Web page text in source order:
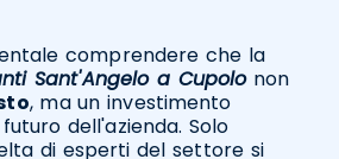
comprendere che la
Sant'Angelo a Cupolonon
, ma un investimento
dell'azienda. Solo
di esperti del settore si